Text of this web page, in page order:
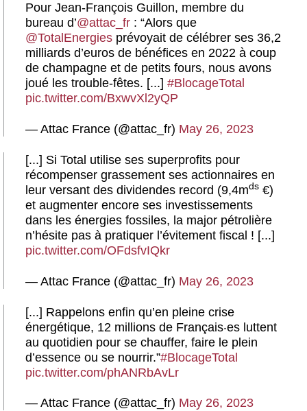
Pour Jean-François Guillon, membre du
bureau d’@attac_fr : “Alors que
@TotalEnergies prévoyait de célébrer ses 36,2
milliards d’euros de bénéfices en 2022 à coup
de champagne et de petits fours, nous avons
joué les trouble-fêtes. [...] #BlocageTotal
pic.twitter.com/BxwvXl2yQP
— Attac France (@attac_fr) May 26, 2023
[...] Si Total utilise ses superprofits pour
récompenser grassement ses actionnaires en
leur versant des dividendes record (9,4mds €)
et augmenter encore ses investissements
dans les énergies fossiles, la major pétrolière
n’hésite pas à pratiquer l’évitement fiscal ! [...]
pic.twitter.com/OFdsfvIQkr
— Attac France (@attac_fr) May 26, 2023
[...] Rappelons enfin qu’en pleine crise
énergétique, 12 millions de Français‧es luttent
au quotidien pour se chauffer, faire le plein
d’essence ou se nourrir.”#BlocageTotal
pic.twitter.com/phANRbAvLr
— Attac France (@attac_fr) May 26, 2023